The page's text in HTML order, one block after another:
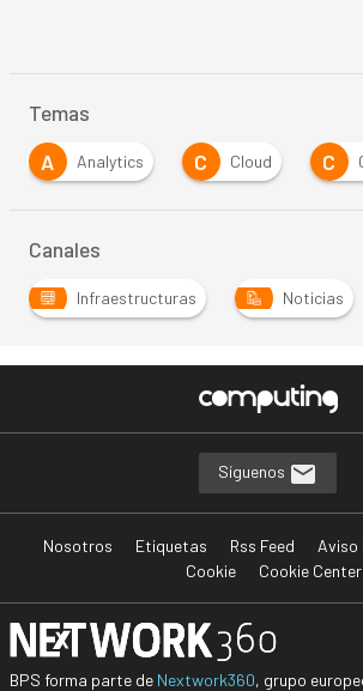
Temas
A
Analytics C Cloud C
Canales
Infraestructuras Noticias
Síguenos
Nosotros Etiquetas Rss Feed Aviso
Cookie
Cookie Center
BPS forma parte de Nextwork360, grupo